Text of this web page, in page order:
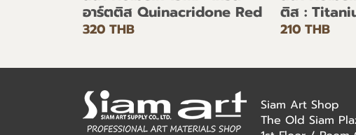
อาร์ตติส Quinacridone Red
320 THB
ติส :
210 THB
Siam Art Shop
The Old Siam